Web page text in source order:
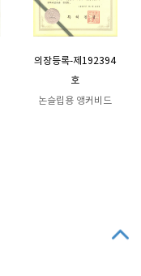
의장등록-제192394
호
논슬립용 앵커비드